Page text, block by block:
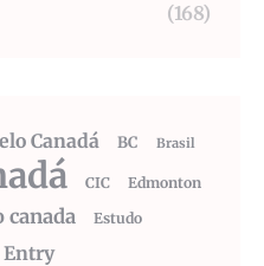
(168)
Canadá BC Brasil
CIC
Edmonton
canada Estudo
Entry